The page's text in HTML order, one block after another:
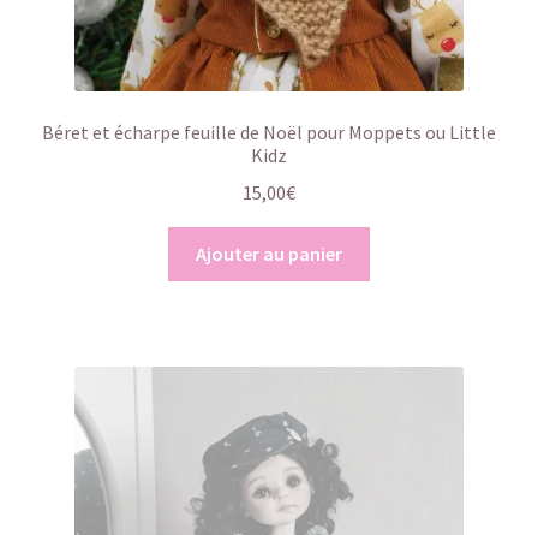
Béret et écharpe feuille de Noël pour Moppets ou Little
Kidz
15,00€
Ajouter au panier